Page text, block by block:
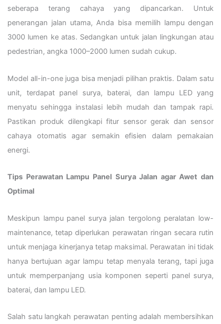
seberapa terang cahaya yang dipancarkan. Untuk
penerangan jalan utama, Anda bisa memilih lampu dengan
3000 lumen ke atas. Sedangkan untuk jalan lingkungan atau
pedestrian, angka 1000–2000 lumen sudah cukup.
Model all-in-one juga bisa menjadi pilihan praktis. Dalam satu
unit, terdapat panel surya, baterai, dan lampu LED yang
menyatu sehingga instalasi lebih mudah dan tampak rapi.
Pastikan produk dilengkapi fitur sensor gerak dan sensor
cahaya otomatis agar semakin efisien dalam pemakaian
energi.
Tips Perawatan Lampu Panel Surya Jalan agar Awet dan
Optimal
Meskipun lampu panel surya jalan tergolong peralatan low-
maintenance, tetap diperlukan perawatan ringan secara rutin
untuk menjaga kinerjanya tetap maksimal. Perawatan ini tidak
hanya bertujuan agar lampu tetap menyala terang, tapi juga
untuk memperpanjang usia komponen seperti panel surya,
baterai, dan lampu LED.
Salah satu langkah perawatan penting adalah membersihkan